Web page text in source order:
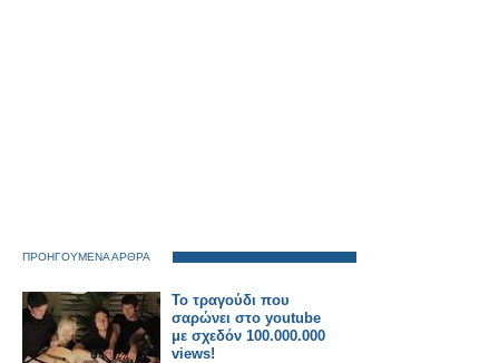
ΠΡΟΗΓΟΥΜΕΝΑ ΑΡΘΡΑ
Το τραγούδι που
σαρώνει στο youtube
με σχεδόν 100.000.000
views!